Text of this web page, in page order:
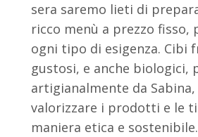
sera saremo lieti di
ricco menù a prezzo fisso,
ogni tipo di esigenza. Cibi
gustosi, e anche biologici,
artigianalmente da
valorizzare i prodotti e le
maniera etica e sostenibile.